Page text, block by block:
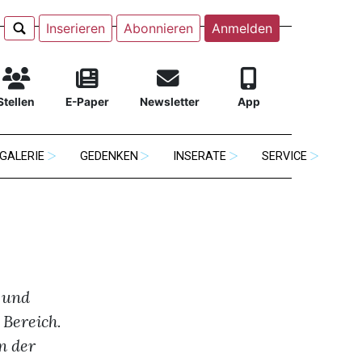
Inserieren Abonnieren Anmelden
E-Paper Newsletter App
GALERIE GEDENKEN INSERATE SERVICE
der